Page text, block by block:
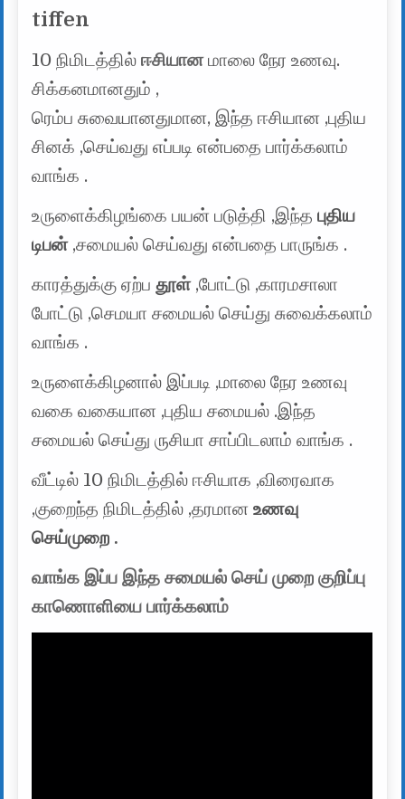
tiffen
10 நிமிடத்தில் ஈசியானமாலை நேர உணவு.
சிக்கனமானதும் ,
ரெம்ப சுவையானதுமான, இந்த ஈசியான ,புதிய
சினக் ,செய்வது எப்படி என்பதை பார்க்கலாம்
வாங்க .
உருளைக்கிழங்கை பயன் படுத்தி ,இந்த புதிய
டிபன்,சமையல் செய்வது என்பதை பாருங்க .
காரத்துக்கு ஏற்பதூள்,போட்டு ,காரமசாலா
போட்டு ,செமயா சமையல் செய்து சுவைக்கலாம்
வாங்க .
உருளைக்கிழனால் இப்படி ,மாலை நேர உணவு
வகை வகையான ,புதிய சமையல் .இந்த
சமையல் செய்து ருசியா சாப்பிடலாம் வாங்க .
வீட்டில் 10 நிமிடத்தில் ஈசியாக ,விரைவாக
,குறைந்த நிமிடத்தில் ,தரமானஉணவு
செய்முறை .
வாங்க இப்ப இந்த சமையல் செய் முறை குறிப்பு
காணொளியை பார்க்கலாம்